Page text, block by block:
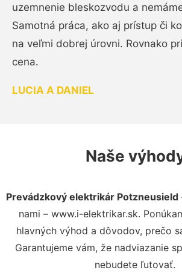
uzemnenie bleskozvodu a
Samotná práca, ako aj prístup či
na veľmi dobrej úrovni. Rovnako
cena.
LUCIA A DANIEL
Naše
Prevádzkový elektrikár Potzneusield
nami – www.i-elektrikar.sk.
hlavných výhod a dôvodov, prečo
Garantujeme vám, že nadviazanie
nebudete ľutovať.